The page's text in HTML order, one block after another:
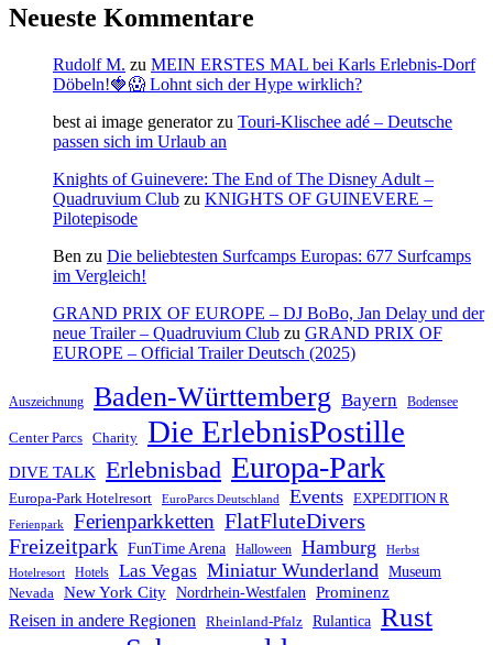
Neueste Kommentare
Rudolf M. zu MEIN ERSTES MAL bei Karls Erlebnis-Dorf
Döbeln!🍓😱 Lohnt sich der Hype wirklich?
best ai image generatorzu Touri-Klischee adé – Deutsche
passen sich im Urlaub an
Knights of Guinevere: The End of The Disney Adult –
Quadruvium Club zu KNIGHTS OF GUINEVERE –
Pilotepisode
Ben zu Die beliebtesten Surfcamps Europas: 677 Surfcamps
im Vergleich!
GRAND PRIX OF EUROPE – DJ BoBo, Jan Delay und der
neue Trailer – Quadruvium Club zu GRAND PRIX OF
EUROPE – Official Trailer Deutsch (2025)
Auszeichnung Baden-Württemberg Bayern Bodensee
Center Parcs Charity Die ErlebnisPostille
DIVE TALK Erlebnisbad Europa-Park
Europa-Park Hotelresort EuroParcs Deutschland Events EXPEDITION R
Ferienpark Ferienparkketten FlatFluteDivers
Freizeitpark FunTime Arena Halloween Hamburg Herbst
Hotelresort Hotels Las Vegas Miniatur Wunderland Museum
Nevada New York City Nordrhein-Westfalen
Prominenz
Reisen in andere Regionen
Rheinland-Pfalz Rulantica Rust